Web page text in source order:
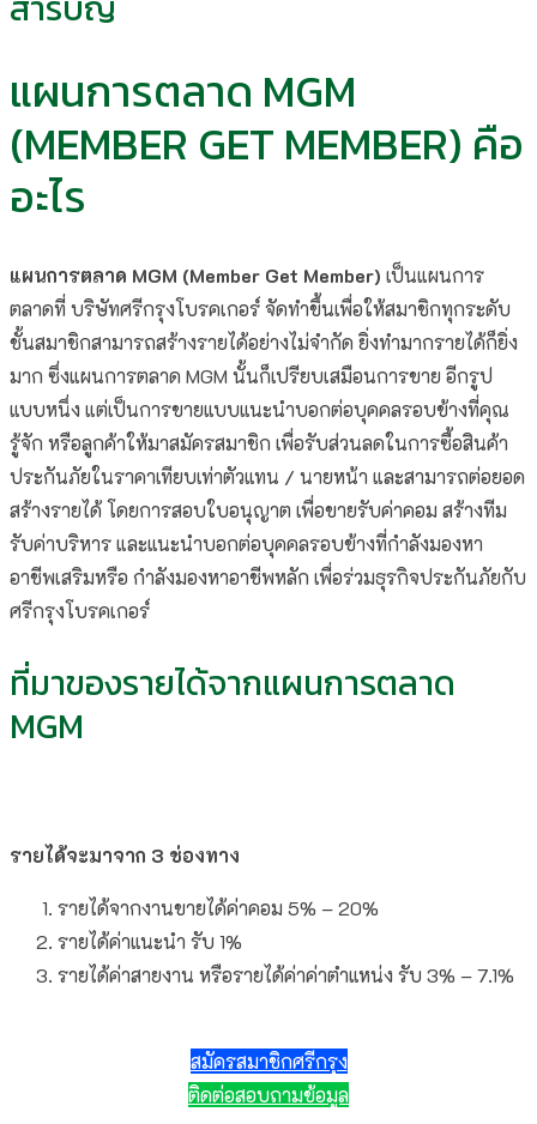
แผนการตลาด MGM
(MEMBER GET MEMBER) คือ
อะไร
แผนการตลาด MGM (Member Get Member) เป็นแผนการ
ตลาดที่ บริษัทศรีกรุงโบรคเกอร์ จัดทำขึ้นเพื่อให้สมาชิกทุกระดับ
ชั้นสมาชิกสามารถสร้างรายได้อย่างไม่จำกัด ยิ่งทำมากรายได้ก็ยิ่ง
มาก ซึ่งแผนการตลาด MGM นั้นก็เปรียบเสมือนการขาย อีกรูป
แบบหนึ่ง แต่เป็นการขายแบบแนะนำบอกต่อบุคคลรอบข้างที่คุณ
รู้จัก หรือลูกค้าให้มาสมัครสมาชิก เพื่อรับส่วนลดในการซื้อสินค้า
ประกันภัยในราคาเทียบเท่าตัวแทน / นายหน้า และสามารถต่อยอด
สร้างรายได้ โดยการสอบใบอนุญาต เพื่อขายรับค่าคอม สร้างทีม
รับค่าบริหาร และแนะนำบอกต่อบุคคลรอบข้างที่กำลังมองหา
อาชีพเสริมหรือ กำลังมองหาอาชีพหลัก เพื่อร่วมธุรกิจประกันภัยกับ
ศรีกรุงโบรคเกอร์
ที่มาของรายได้จากแผนการตลาด
MGM
รายได้จะมาจาก 3 ช่องทาง
รายได้จากงานขายได้ค่าคอม 5% – 20%
รายได้ค่าแนะนำ รับ 1%
รายได้ค่าสายงาน หรือรายได้ค่าค่าตำแหน่ง รับ 3% – 7.1%
สมัครสมาชิกศรีกรุง
ติดต่อสอบถามข้อมูล